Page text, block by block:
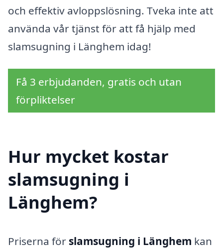
och effektiv avloppslösning. Tveka inte att
använda vår tjänst för att få hjälp med
slamsugning i Länghem idag!
Få 3 erbjudanden, gratis och utan
förpliktelser
Hur mycket kostar
slamsugning i
Länghem?
Priserna för slamsugning i Länghem kan